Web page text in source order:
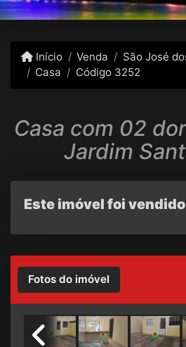
Início Venda
São José
Casa
Código 3252
Casa com 02
Jardim
Este imóvel foi vendido
Fotos do imóvel